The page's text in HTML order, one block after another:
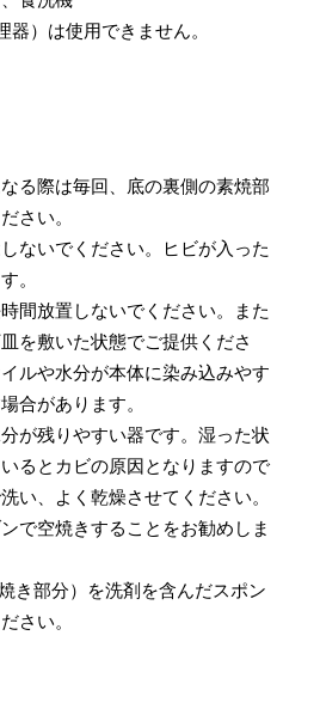
）は使用できません。
る際は毎回、底の裏側の素焼部
さい。
ないでください。ヒビが入った
。
間放置しないでください。また
を敷いた状態でご提供くださ
ルや水分が本体に染み込みやす
合があります。
が残りやすい器です。湿った状
るとカビの原因となりますので
い、よく乾燥させてください。
で空焼きすることをお勧めしま
き部分）を洗剤を含んだスポン
さい。